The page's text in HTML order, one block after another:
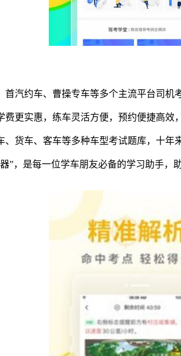
汽约车、曹操专车等多个主流平台司机
更实惠，练车灵活方便，预约便捷高效
货车、客车等多种车型考试题库，十年
”，是每一位学车朋友必备的学习助手，